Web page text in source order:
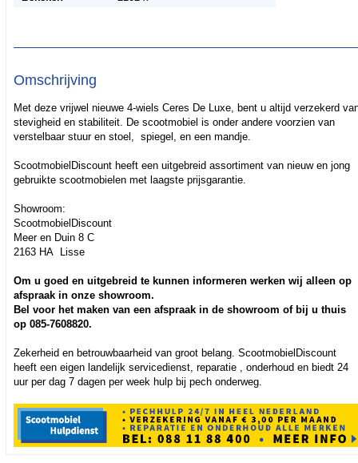
Omschrijving
Met deze vrijwel nieuwe 4-wiels Ceres De Luxe, bent u altijd verzekerd
stevigheid en stabiliteit. De scootmobiel is onder andere voorzien van
verstelbaar stuur en stoel, spiegel, en een mandje.
ScootmobielDiscount heeft een uitgebreid assortiment van nieuw en jong
gebruikte scootmobielen met laagste prijsgarantie.
Showroom:
ScootmobielDiscount
Meer en Duin 8 C
2163 HA Lisse
Om u goed en uitgebreid te kunnen informeren werken wij alleen op
afspraak in onze showroom.
Bel voor het maken van een afspraak in de showroom of bij u thuis
op 085-7608820.
Zekerheid en betrouwbaarheid van groot belang. ScootmobielDiscount
heeft een eigen landelijk servicedienst, reparatie , onderhoud en biedt 24
uur per dag 7 dagen per week hulp bij pech onderweg.